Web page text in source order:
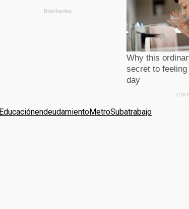
EducaciónendeudamientoMetroSubatrabajo